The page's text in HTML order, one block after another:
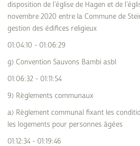
disposition de l’église de Hagen et de
novembre 2020 entre la Commune de
gestion des édifices religieux
01:04:10 - 01:06:29
g) Convention Sauvons Bambi asbl
01:06:32 - 01:11:54
9) Règlements communaux
a) Règlement communal fixant les
les logements pour personnes âgées
01:12:34 - 01:19:46